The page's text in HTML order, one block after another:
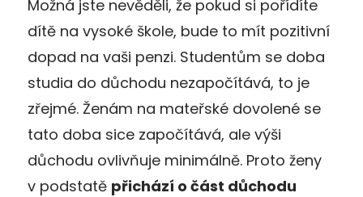
Možná jste nevěděli, že pokud si pořídíte
dítě na vysoké škole, bude to mít pozitivní
dopad na vaši penzi. Studentům se doba
studia do důchodu nezapočítává, to je
zřejmé. Ženám na mateřské dovolené se
tato doba sice započítává, ale výši
důchodu ovlivňuje minimálně. Proto ženy
v podstatě přichází o část důchodu